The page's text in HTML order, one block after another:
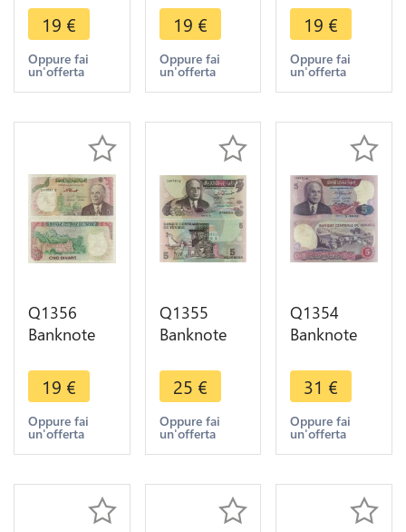
Dinars 1992
-> Make
offer
19 €
Oppure fai
un'offerta
Dinars
Habib
Bourguiba
1983 ->
19 €
Oppure fai
un'offerta
Dinars 1994
AU+ ->
Make offer
19 €
Oppure fai
un'offerta
Q1356
Banknote
Dinars
Habib
Bourguiba
1980 ->
19 €
Oppure fai
un'offerta
Q1355
Banknote
Dinars
Habib
Bourguiba
1973 ->
25 €
Oppure fai
un'offerta
Q1354
Banknote
Dinars
Habib
Bourguiba
1983 ->
31 €
Oppure fai
un'offerta